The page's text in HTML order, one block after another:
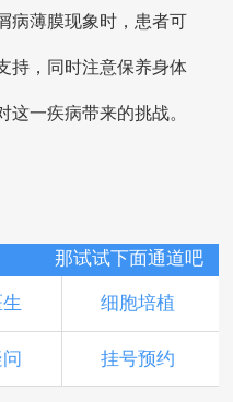
病薄膜现象时，患者可
持，同时注意保养身体
这一疾病带来的挑战。
那试试下面通道吧
细胞培植
挂号预约